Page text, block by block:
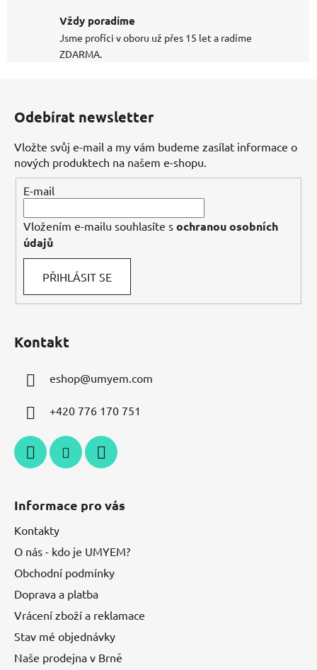
Vždy poradíme
Jsme profíci v oboru už přes 15 let a radíme
ZDARMA.
Odebírat newsletter
Vložte svůj e-mail a my vám budeme zasílat informace o
nových produktech na našem e-shopu.
E-mail
Vložením e-mailu souhlasíte s ochranou osobních
údajů
PŘIHLÁSIT SE
Kontakt
eshop@umyem.com
+420 776 170 751
Informace pro vás
Kontakty
O nás - kdo je UMYEM?
Obchodní podmínky
Doprava a platba
Vrácení zboží a reklamace
Stav mé objednávky
Naše prodejna v Brně